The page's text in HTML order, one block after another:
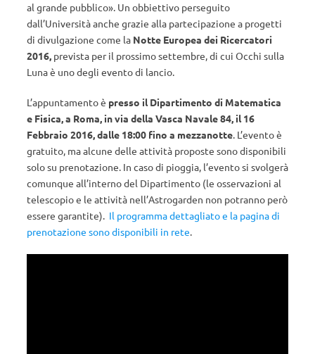
al grande pubblico». Un obbiettivo perseguito
dall’Università anche grazie alla partecipazione a progetti
di divulgazione come la Notte Europea dei Ricercatori
2016, prevista per il prossimo settembre, di cui Occhi sulla
Luna è uno degli evento di lancio.
L’appuntamento è presso il Dipartimento di Matematica
e Fisica, a Roma, in via della Vasca Navale 84, il 16
Febbraio 2016, dalle 18:00 fino a mezzanotte. L’evento è
gratuito, ma alcune delle attività proposte sono disponibili
solo su prenotazione. In caso di pioggia, l’evento si svolgerà
comunque all’interno del Dipartimento (le osservazioni al
telescopio e le attività nell’Astrogarden non potranno però
essere garantite). Il programma dettagliato e la pagina di
prenotazione sono disponibili in rete.